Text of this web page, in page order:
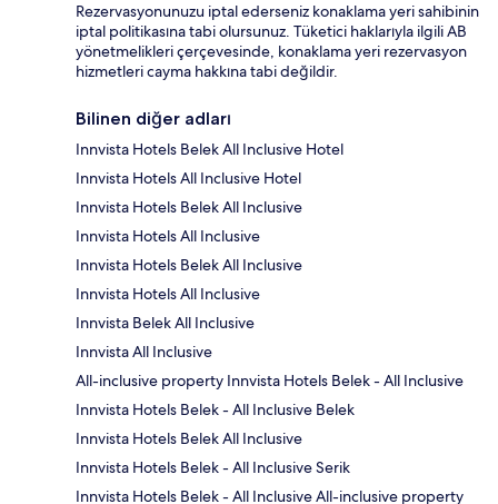
Rezervasyonunuzu iptal ederseniz konaklama yeri sahibinin
iptal politikasına tabi olursunuz. Tüketici haklarıyla ilgili AB
yönetmelikleri çerçevesinde, konaklama yeri rezervasyon
hizmetleri cayma hakkına tabi değildir.
Bilinen diğer adları
Innvista Hotels Belek All Inclusive Hotel
Innvista Hotels All Inclusive Hotel
Innvista Hotels Belek All Inclusive
Innvista Hotels All Inclusive
Innvista Hotels Belek All Inclusive
Innvista Hotels All Inclusive
Innvista Belek All Inclusive
Innvista All Inclusive
All-inclusive property Innvista Hotels Belek - All Inclusive
Innvista Hotels Belek - All Inclusive Belek
Innvista Hotels Belek All Inclusive
Innvista Hotels Belek - All Inclusive Serik
Innvista Hotels Belek - All Inclusive All-inclusive property